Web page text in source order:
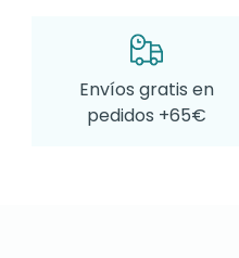
Envíos gratis en
pedidos +65€